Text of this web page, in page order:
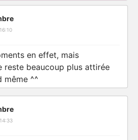
en effet, mais
reste beaucoup plus attirée
même ^^